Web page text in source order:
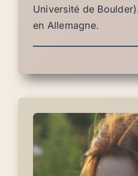
Université de
en Allemagne.